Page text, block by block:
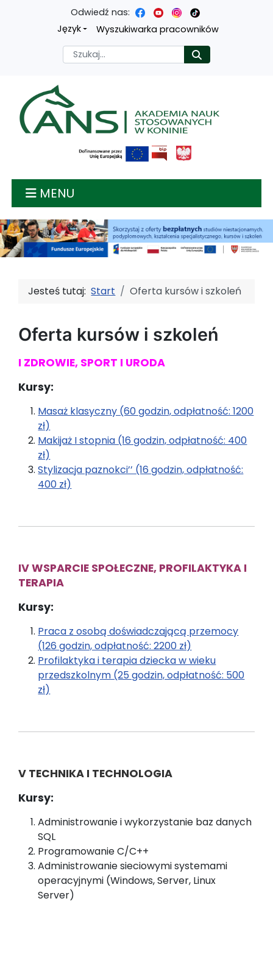
Przejdź
treści
głównej
Przejdź
menu
nawigacyjnego
Przejdź
wyszukiwarki
Przejdź
mapy
strony
Odwiedź nas:
Język
Wyszukiwarka pracowników
Szukaj
Akademia nauk
MENU
Jesteś tutaj:Start Oferta kursów i szkoleń
Oferta kursów i szkoleń
I ZDROWIE, SPORT I URODA
Kursy:
Masaż klasyczny (60 godzin, odpłatność: 1200
zł)
Makijaż I stopnia (16 godzin, odpłatność: 400
zł)
Stylizacja paznokci’’ (16 godzin, odpłatność:
400 zł)
IV WSPARCIE SPOŁECZNE, PROFILAKTYKA I
TERAPIA
Kursy:
Praca z osobą doświadczającą przemocy
(126 godzin, odpłatność: 2200 zł)
Profilaktyka i terapia dziecka w wieku
przedszkolnym (25 godzin, odpłatność: 500
zł)
V TECHNIKA I TECHNOLOGIA
Kursy:
Administrowanie i wykorzystanie baz danych
SQL
Programowanie C/C++
Administrowanie sieciowymi systemami
operacyjnymi (Windows, Server, Linux
Server)